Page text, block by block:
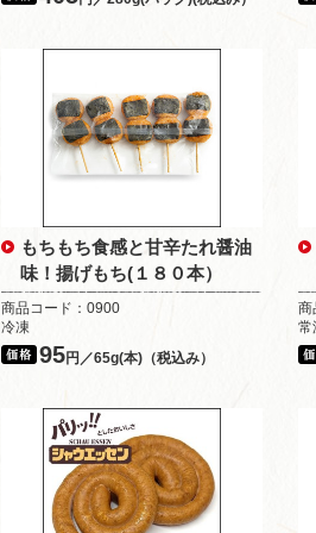
もちもち食感と甘辛たれ醤油
味！揚げもち(１８０本）
商品コード：0900
冷凍
95円／65g(本)（税込み）
商
常